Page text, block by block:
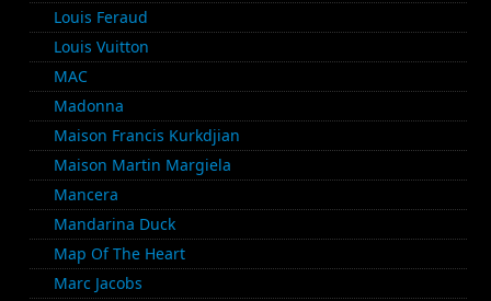
Louis Feraud
Louis Vuitton
MAC
Madonna
Maison Francis Kurkdjian
Maison Martin Margiela
Mancera
Mandarina Duck
Map Of The Heart
Marc Jacobs